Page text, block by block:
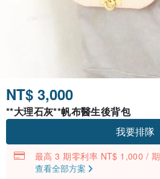
NT$ 3,000
**大理石灰**帆布醫生後背包
我要排隊
最高 3 期零利率 NT$ 1,000 / 期
查看全部方案